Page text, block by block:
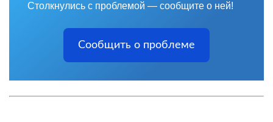
Столкнулись с проблемой — сообщите о ней!
Сообщить о проблеме